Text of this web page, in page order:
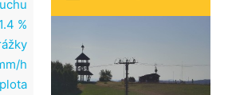
%
h